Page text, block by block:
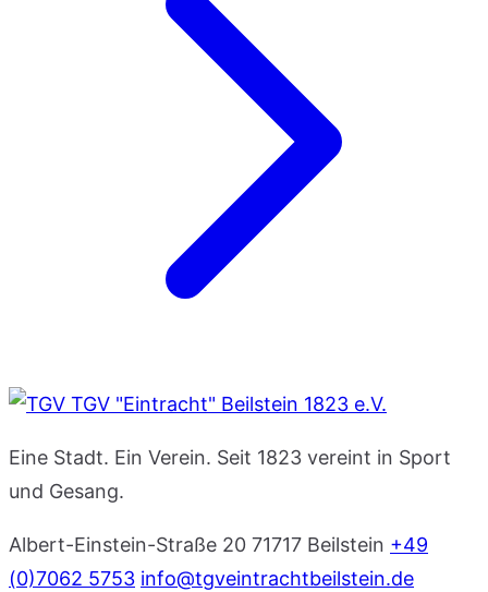
TGV "Eintracht" Beilstein 1823 e.V.
Eine Stadt. Ein Verein. Seit 1823 vereint in Sport
und Gesang.
Albert-Einstein-Straße 20 71717 Beilstein +49
(0)7062 5753 info@tgveintrachtbeilstein.de